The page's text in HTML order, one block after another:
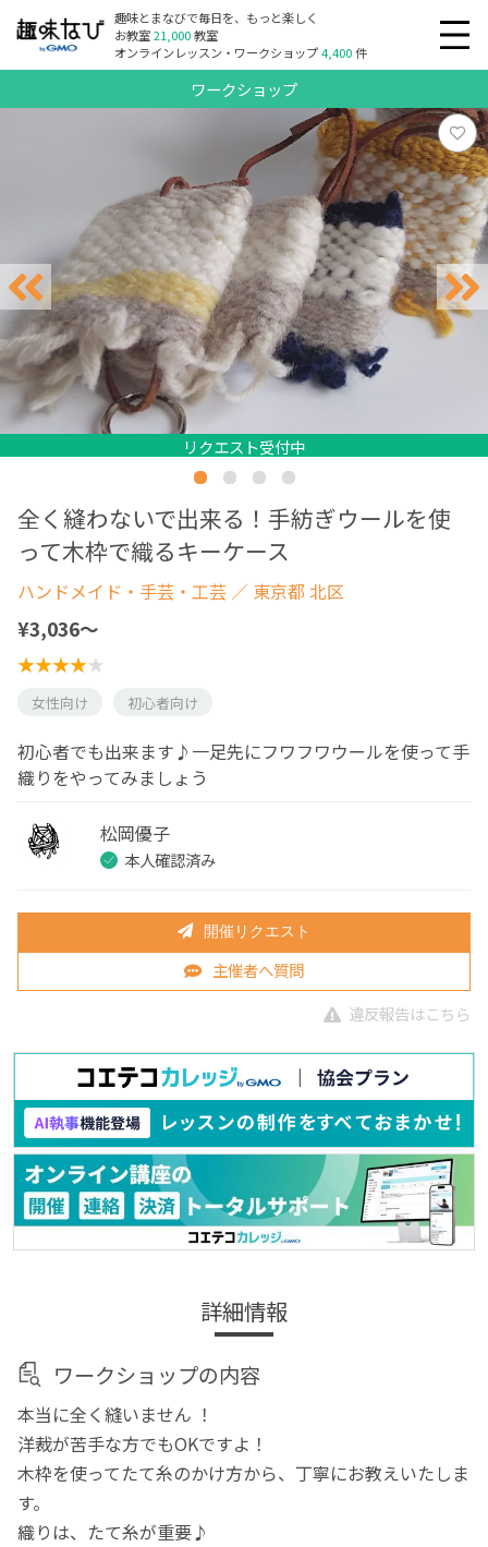
趣味とまなびで毎日を、もっと楽しく
お教室21,000教室
オンラインレッスン・ワークショップ4,400件
ワークショップ
リクエスト受付中
リクエスト受付中
リクエスト受付中
リクエスト受付中
リクエスト受付中
全く縫わないで出来る！手紡ぎウールを使
って木枠で織るキーケース
ハンドメイド・手芸・工芸 ／ 東京都 北区
¥3,036〜
女性向け 初心者向け
初心者でも出来ます♪一足先にフワフワウールを使って手
織りをやってみましょう
松岡優子
本人確認済み
開催リクエスト
主催者へ質問
違反報告はこちら
詳細情報
ワークショップの内容
本当に全く縫いません ！
洋裁が苦手な方でもOKですよ！
木枠を使ってたて糸のかけ方から、丁寧にお教えいたしま
す。
織りは、たて糸が重要♪